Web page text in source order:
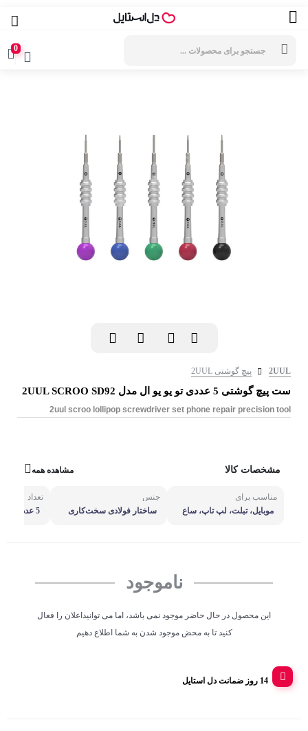
0
2UUL پیچ گوشتی 2UUL
ست پیچ گوشتی 5 عددی تو یو یو ال مدل 2UUL SCROO SD92
2uul scroo lollipop screwdriver set phone repair precision tool
مشخصات کالا مشاهده همه
مناسب برای
موبایل، تبلت، لپ تاپ، ساع
جنس
ساختار فولادی سخت‌کاری
تعداد
5 عدد/
ناموجود
این محصول در حال حاضر موجود نمی باشد، اما می توانیداعلان را فعال
کنید تا به محض موجود شدن به شما اطلاع دهیم
14 روز ضمانت دل استایل